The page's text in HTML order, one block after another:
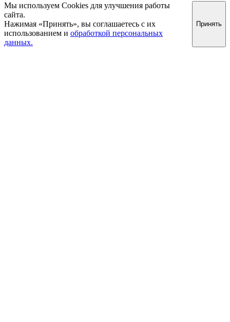
Мы используем Cookies для улучшения работы
сайта.
Нажимая «Принять», вы соглашаетесь с их
использованием и обработкой персональных
данных.
Принять